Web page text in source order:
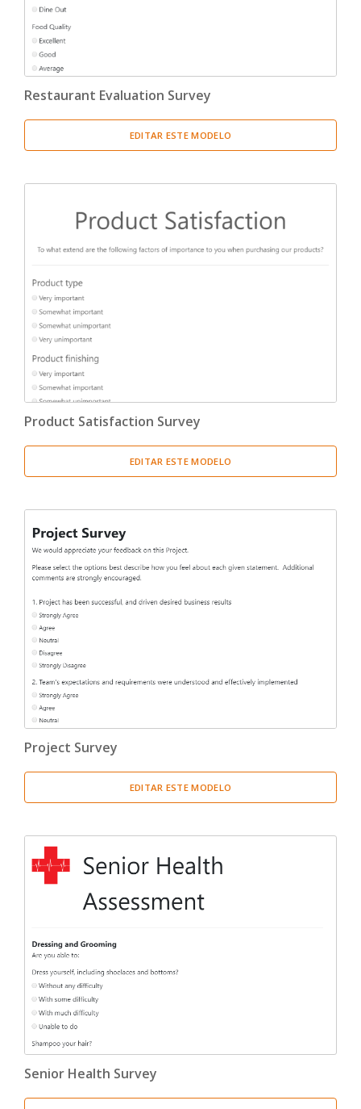
Restaurant Evaluation Survey
EDITAR ESTE MODELO
Product Satisfaction Survey
EDITAR ESTE MODELO
Project Survey
EDITAR ESTE MODELO
Senior Health Survey